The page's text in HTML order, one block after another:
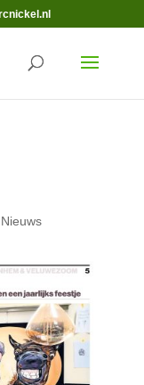
Nieuws